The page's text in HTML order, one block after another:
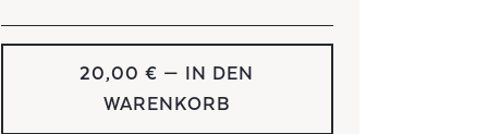
20,00 € — IN DEN
WARENKORB